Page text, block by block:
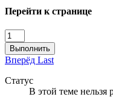
Перейти к странице
Выполнить
Вперёд Last
Статус
В этой теме нельзя